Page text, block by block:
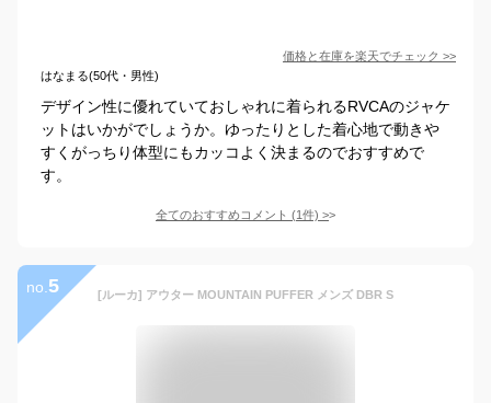
価格と在庫を楽天でチェック >>
はなまる(50代・男性)
デザイン性に優れていておしゃれに着られるRVCAのジャケ
ットはいかがでしょうか。ゆったりとした着心地で動きや
すくがっちり体型にもカッコよく決まるのでおすすめで
す。
全てのおすすめコメント (1件) >
no. 5 [ルーカ] アウター MOUNTAIN PUFFER メンズ DBR S